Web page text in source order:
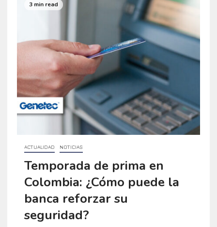
3 min read
ACTUALIDAD NOTICIAS
Temporada de prima en
Colombia: ¿Cómo puede la
banca reforzar su
seguridad?